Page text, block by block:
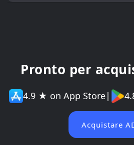
Pronto per
4.9 ★ on App Store|
Acquistare